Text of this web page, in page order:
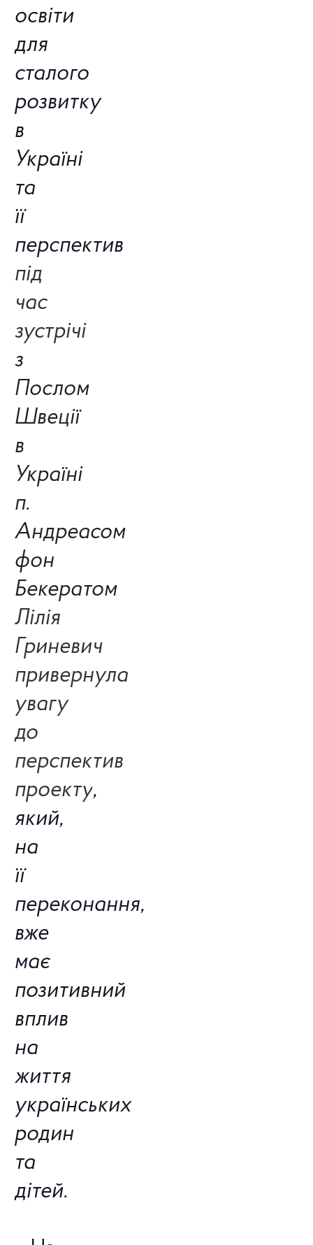
освіти
для
сталого
розвитку
в
Україні
та
її
перспектив
під
час
зустрічі
з
Послом
Швеції
в
Україні
п.
Андреасом
фон
Бекератом
Лілія
Гриневич
привернула
увагу
до
перспектив
проекту,
який,
на
її
переконання,
вже
має
позитивний
вплив
на
життя
українських
родин
та
дітей.